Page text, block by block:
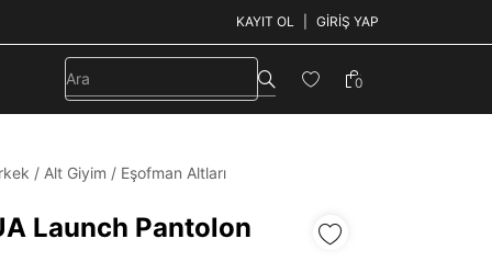
KAYIT OL GIRIŞ YAP
0
/ Alt Giyim / Eşofman Altları
Launch Pantolon